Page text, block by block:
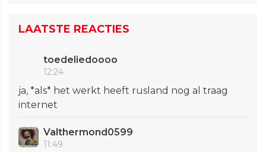
LAATSTE REACTIES
toedeliedoooo
12:24
ja, *als* het werkt heeft rusland nog al traag
internet
Valthermond0599
11:49